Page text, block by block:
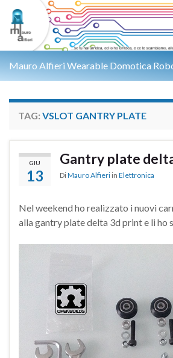
Mauro Alfieri Wearable Domotica
TAG: VSLOT GANTRY PLATE
GIU
13
Gantry plate
DiMauro Alfieri in Elettronica
Nel weekend ho realizzato i nuovi
alla gantry plate delta 3d print e li ho